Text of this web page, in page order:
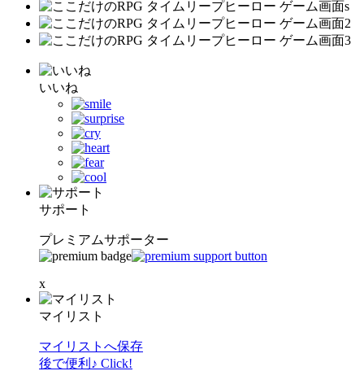
いいね
サポート
プレミアムサポーター
x
マイリスト
マイリストへ保存
後で便利♪ Click!